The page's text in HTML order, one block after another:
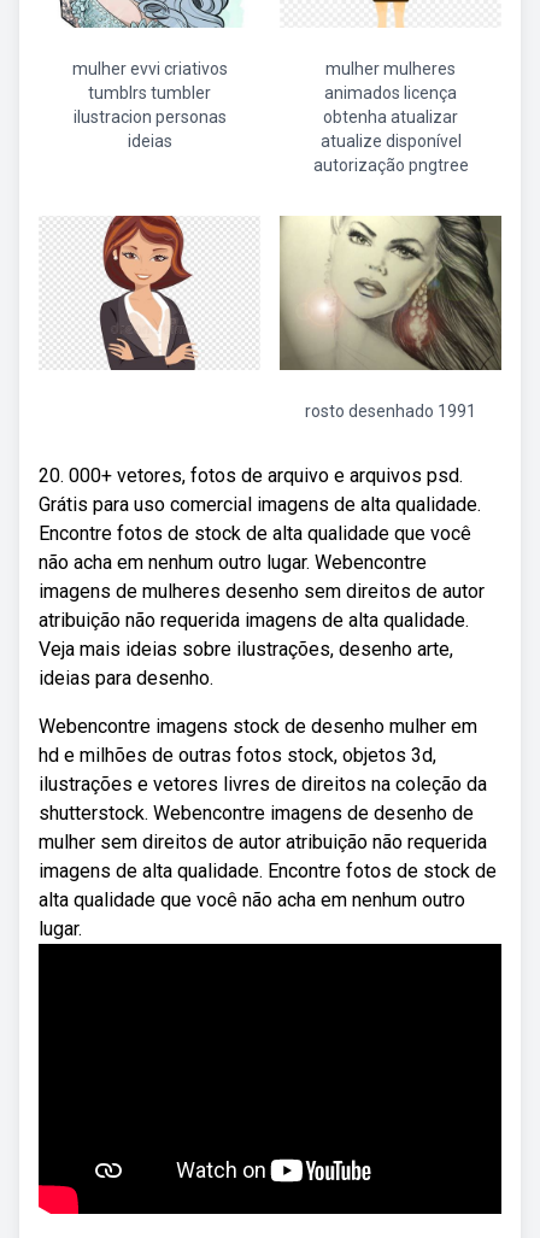
mulher evvi criativos
tumblrs tumbler
ilustracion personas
ideias
mulher mulheres
animados licença
obtenha atualizar
atualize disponível
autorização pngtree
rosto desenhado 1991
20. 000+ vetores, fotos de arquivo e arquivos psd.
Grátis para uso comercial imagens de alta qualidade.
Encontre fotos de stock de alta qualidade que você
não acha em nenhum outro lugar. Webencontre
imagens de mulheres desenho sem direitos de autor
atribuição não requerida imagens de alta qualidade.
Veja mais ideias sobre ilustrações, desenho arte,
ideias para desenho.
Webencontre imagens stock de desenho mulher em
hd e milhões de outras fotos stock, objetos 3d,
ilustrações e vetores livres de direitos na coleção da
shutterstock. Webencontre imagens de desenho de
mulher sem direitos de autor atribuição não requerida
imagens de alta qualidade. Encontre fotos de stock de
alta qualidade que você não acha em nenhum outro
lugar.